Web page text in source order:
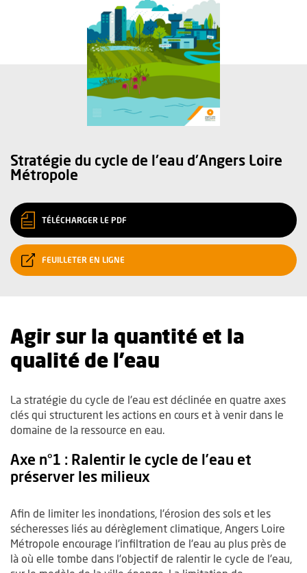
Stratégie du cycle de l'eau d'Angers Loire
Métropole
TÉLÉCHARGER LE PDF(FORMAT PDF)
, OUVRE UNE NOUVELLE FENÊTRE
FEUILLETER EN LIGNE, OUVRE UNE NOUVELLE FENÊTRE
Agir sur la quantité et la
qualité de l'eau
La stratégie du cycle de l'eau est déclinée en quatre axes
clés qui structurent les actions en cours et à venir dans le
domaine de la ressource en eau.
Axe n°1 : Ralentir le cycle de l’eau et
préserver les milieux
Afin de limiter les inondations, l'érosion des sols et les
sécheresses liés au dérèglement climatique, Angers Loire
Métropole encourage l'infiltration de l'eau au plus près de
là où elle tombe dans l'objectif de ralentir le cycle de l'eau,